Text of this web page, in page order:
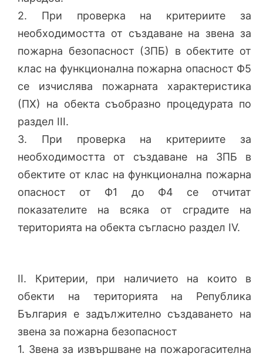
2. При проверка на критериите за
необходимостта от създаване на звена за
пожарна безопасност (ЗПБ) в обектите от
клас на функционална пожарна опасност Ф5
се изчислява пожарната характеристика
(ПХ) на обекта съобразно процедурата по
раздел III.
3. При проверка на критериите за
необходимостта от създаване на ЗПБ в
обектите от клас на функционална пожарна
опасност от Ф1 до Ф4 се отчитат
показателите на всяка от сградите на
територията на обекта съгласно раздел IV.
II. Критерии, при наличието на които в
обекти на територията на Република
България е задължително създаването на
звена за пожарна безопасност
1. Звена за извършване на пожарогасителна